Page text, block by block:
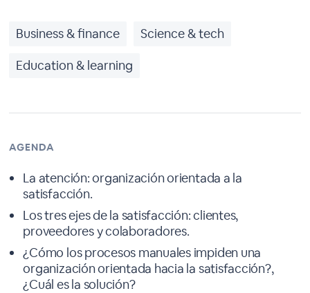
Business & finance
Science & tech
Education & learning
AGENDA
La atención: organización orientada a la
satisfacción.
Los tres ejes de la satisfacción: clientes,
proveedores y colaboradores.
¿Cómo los procesos manuales impiden una
organización orientada hacia la satisfacción?,
¿Cuál es la solución?